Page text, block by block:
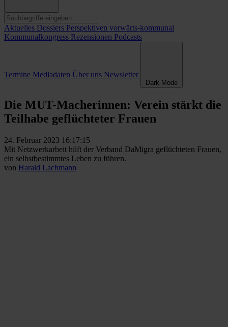
Aktuelles Dossiers Perspektiven vorwärts-kommunal
Kommunalkongress Rezensionen Podcasts
Termine Mediadaten Über uns Newsletter
Dark Mode
Die MUT-Macherinnen: Verein stärkt die
Teilhabe geflüchteter Frauen
24. Februar 2023 16:17:15
Mit Netzwerkarbeit hilft der Verband DaMigra geflüchteten Frauen,
ein selbstbestimmtes Leben zu führen.
von Harald Lachmann